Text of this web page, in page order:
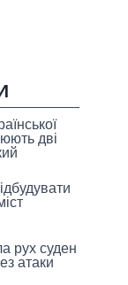
дві
рух суден
атаки